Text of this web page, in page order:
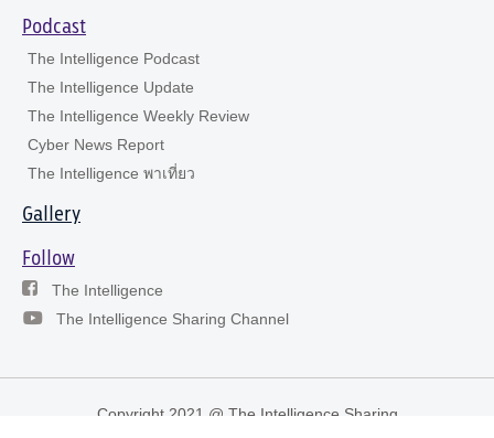
Podcast
The Intelligence Podcast
The Intelligence Update
The Intelligence Weekly Review
Cyber News Report
The Intelligence พาเที่ยว
Gallery
Follow
The Intelligence
The Intelligence Sharing Channel
Copyright 2021 @ The Intelligence Sharing